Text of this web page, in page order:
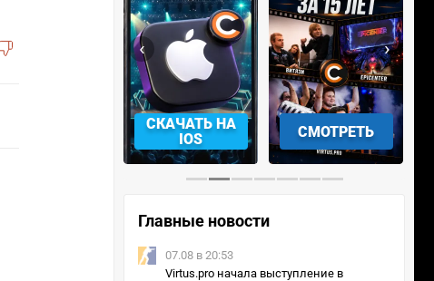
СКАЧАТЬ НА
IOS
СМОТРЕТЬ
‹ ›
Главные новости
07.08 в 20:53
Virtus.pro начала выступление в